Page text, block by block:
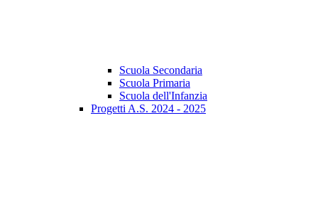
Scuola Secondaria
Scuola Primaria
Scuola dell'Infanzia
Progetti A.S. 2024 - 2025